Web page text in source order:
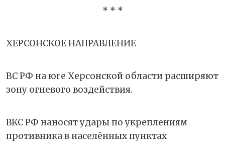
* * *
ХЕРСОНСКОЕ НАПРАВЛЕНИЕ
ВС РФ на юге Херсонской области расширяют
зону огневого воздействия.
ВКС РФ наносят удары по укреплениям
противника в населённых пунктах